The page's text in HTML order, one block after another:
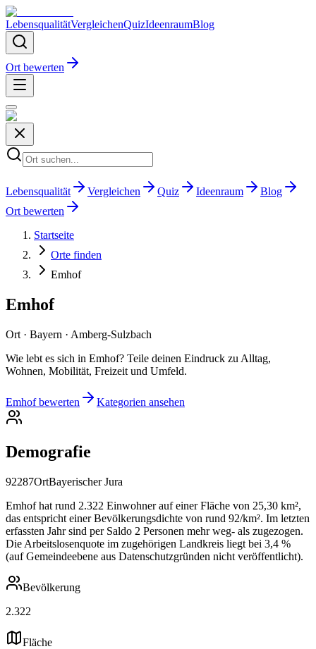
LebensqualitätVergleichenQuizIdeenraumBlog
Ort bewerten
Lebensqualität Vergleichen Quiz Ideenraum
Blog
Ort bewerten
Startseite
Orte finden
Emhof
Emhof
Ort · Bayern · Amberg-Sulzbach
Wie lebt es sich in Emhof? Teile deinen Eindruck zu Alltag,
Wohnen, Mobilität, Freizeit und Umfeld.
Emhof bewerten Kategorien ansehen
Demografie
92287OrtBayerischer Jura
Emhof hat rund 2.322 Einwohner auf einer Fläche von 25,30 km²,
das entspricht einer Bevölkerungsdichte von rund 92/km². Im letzten
erfassten Jahr sind per Saldo 2 Personen mehr weg- als zugezogen.
Die Arbeitslosenquote im zugehörigen Landkreis liegt bei 3,4 %
(auf Gemeindeebene aus Datenschutzgründen nicht veröffentlicht).
Bevölkerung
2.322
Fläche